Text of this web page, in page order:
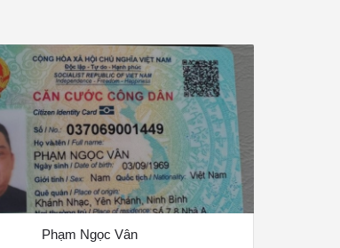
Phạm Ngọc Vân